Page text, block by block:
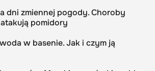
dni zmiennej pogody. Choroby
pomidory
w basenie. Jak i czym ją